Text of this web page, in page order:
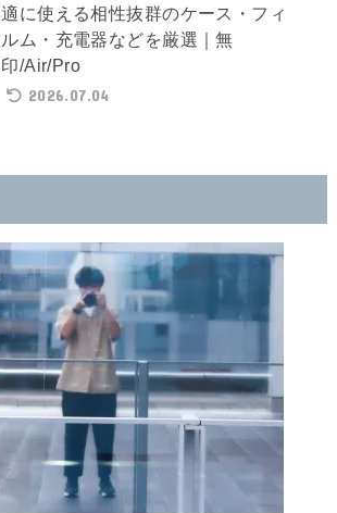
適に使える相性抜群のケース・フィ
ルム・充電器などを厳選｜無
印/Air/Pro
2026.07.04